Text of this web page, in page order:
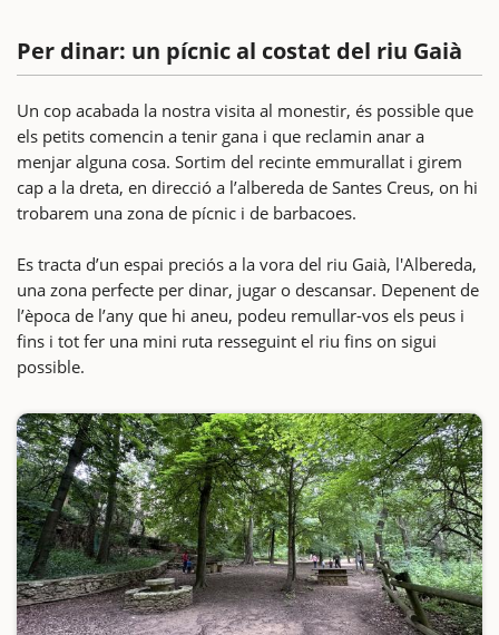
Per dinar: un pícnic al costat del riu Gaià
Un cop acabada la nostra visita al monestir, és possible que
els petits comencin a tenir gana i que reclamin anar a
menjar alguna cosa. Sortim del recinte emmurallat i girem
cap a la dreta, en direcció a l’albereda de Santes Creus, on hi
trobarem una zona de pícnic i de barbacoes.
Es tracta d’un espai preciós a la vora del riu Gaià, l'Albereda,
una zona perfecte per dinar, jugar o descansar. Depenent de
l’època de l’any que hi aneu, podeu remullar-vos els peus i
fins i tot fer una mini ruta resseguint el riu fins on sigui
possible.